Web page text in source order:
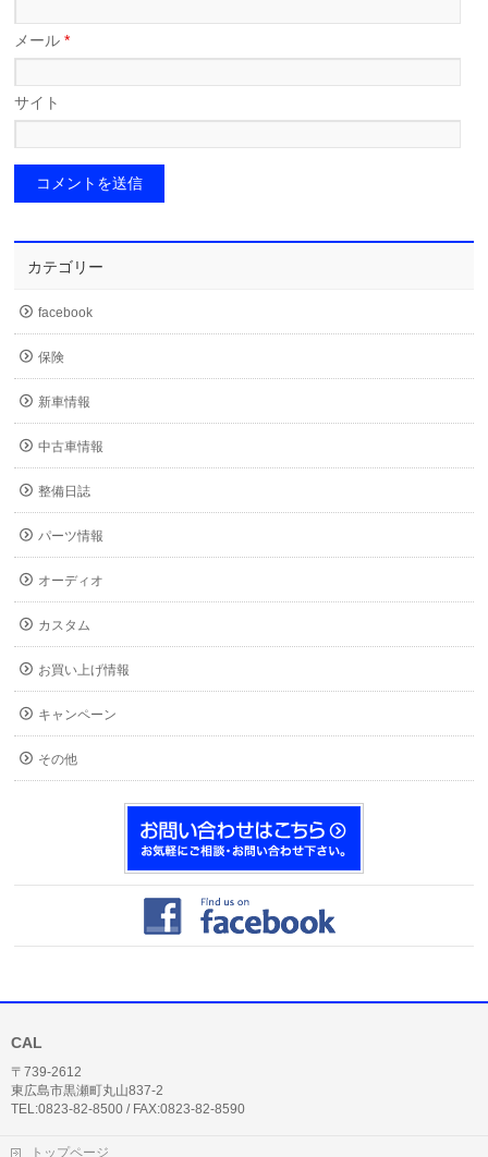
メール*
サイト
カテゴリー
facebook
保険
新車情報
中古車情報
整備日誌
パーツ情報
オーディオ
カスタム
お買い上げ情報
キャンペーン
その他
CAL
〒739-2612
東広島市黒瀬町丸山837-2
TEL:0823-82-8500 / FAX:0823-82-8590
トップページ